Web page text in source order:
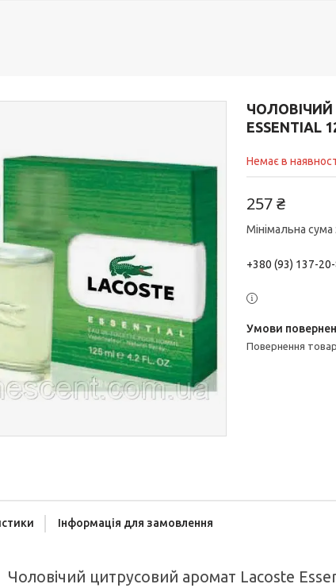
ЧОЛОВІЧИЙ
ESSENTIAL
Немає в
257 ₴
Мінімальна
+380 (93) 137-
повернення
Інформація для замовлення
Чоловічий цитрусовий аромат Lacoste